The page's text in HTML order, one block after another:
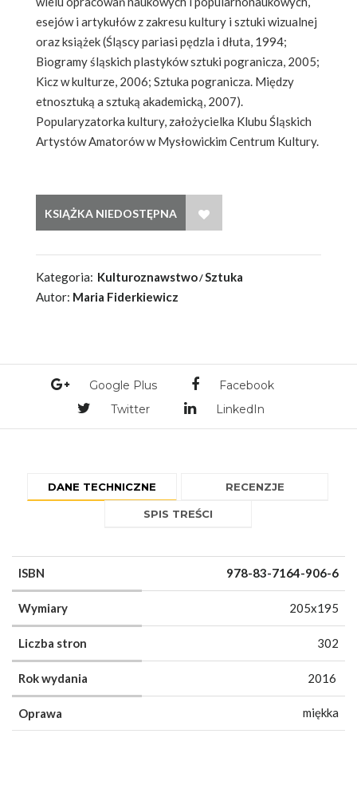
esejów i artykułów z zakresu kultury i sztuki wizualnej
oraz książek (Śląscy pariasi pędzla i dłuta, 1994;
Biogramy śląskich plastyków sztuki pogranicza, 2005;
Kicz w kulturze, 2006; Sztuka pogranicza. Między
etnosztuką a sztuką akademicką, 2007).
Popularyzatorka kultury, założycielka Klubu Śląskich
Artystów Amatorów w Mysłowickim Centrum Kultury.
WISH LIST
Kategoria: Kulturoznawstwo Sztuka
Autor: Maria Fiderkiewicz
Google Plus
Facebook
Twitter
LinkedIn
DANE TECHNICZNE RECENZJE
SPIS TREŚCI
ISBN 978-83-7164-906-6
Wymiary 205x195
Liczba stron 302
Rok wydania 2016
Oprawa miękka